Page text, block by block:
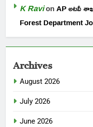
K RavionAP అటవీ
Forest Department
Archives
August 2026
July 2026
June 2026